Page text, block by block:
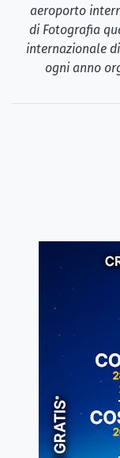
aeroporto
di Fotografia
internazionale
ogni anno